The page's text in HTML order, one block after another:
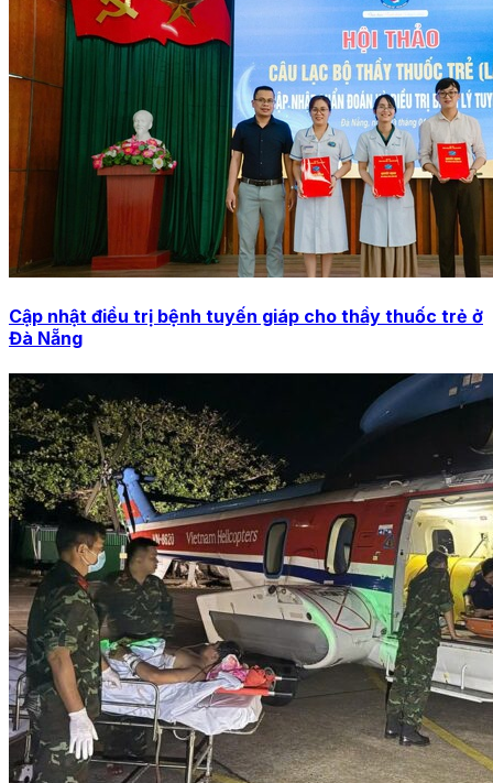
Cập nhật điều trị bệnh tuyến giáp cho thầy thuốc trẻ ở
Đà Nẵng